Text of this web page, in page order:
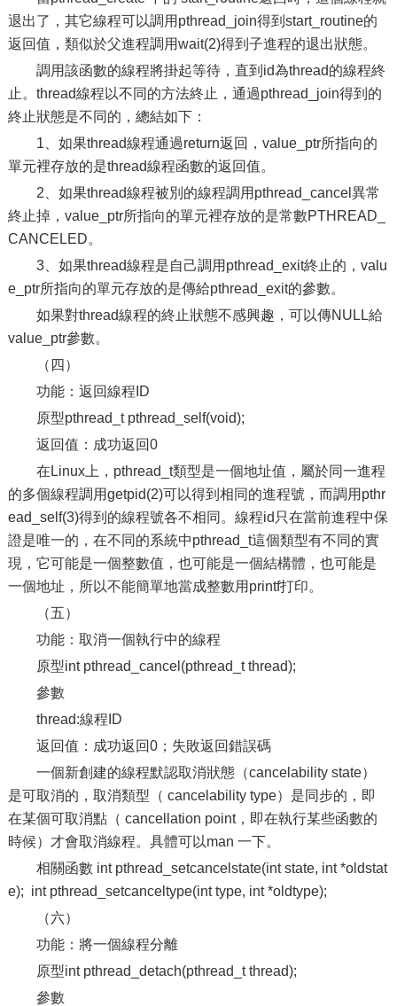
退出了，其它線程可以調用pthread_join得到start_routine的
返回值，類似於父進程調用wait(2)得到子進程的退出狀態。
調用該函數的線程將掛起等待，直到id為thread的線程終
止。thread線程以不同的方法終止，通過pthread_join得到的
終止狀態是不同的，總結如下：
1、如果thread線程通過return返回，value_ptr所指向的
單元裡存放的是thread線程函數的返回值。
2、如果thread線程被別的線程調用pthread_cancel異常
終止掉，value_ptr所指向的單元裡存放的是常數PTHREAD_
CANCELED。
3、如果thread線程是自己調用pthread_exit終止的，valu
e_ptr所指向的單元存放的是傳給pthread_exit的參數。
如果對thread線程的終止狀態不感興趣，可以傳NULL給
value_ptr參數。
（四）
功能：返回線程ID
原型pthread_t pthread_self(void);
返回值：成功返回0
在Linux上，pthread_t類型是一個地址值，屬於同一進程
的多個線程調用getpid(2)可以得到相同的進程號，而調用pthr
ead_self(3)得到的線程號各不相同。線程id只在當前進程中保
證是唯一的，在不同的系統中pthread_t這個類型有不同的實
現，它可能是一個整數值，也可能是一個結構體，也可能是
一個地址，所以不能簡單地當成整數用printf打印。
（五）
功能：取消一個執行中的線程
原型int pthread_cancel(pthread_t thread);
參數
thread:線程ID
返回值：成功返回0；失敗返回錯誤碼
一個新創建的線程默認取消狀態（cancelability state）
是可取消的，取消類型（ cancelability type）是同步的，即
在某個可取消點（ cancellation point，即在執行某些函數的
時候）才會取消線程。具體可以man 一下。
相關函數 int pthread_setcancelstate(int state, int *oldstat
e); int pthread_setcanceltype(int type, int *oldtype);
（六）
功能：將一個線程分離
原型int pthread_detach(pthread_t thread);
參數